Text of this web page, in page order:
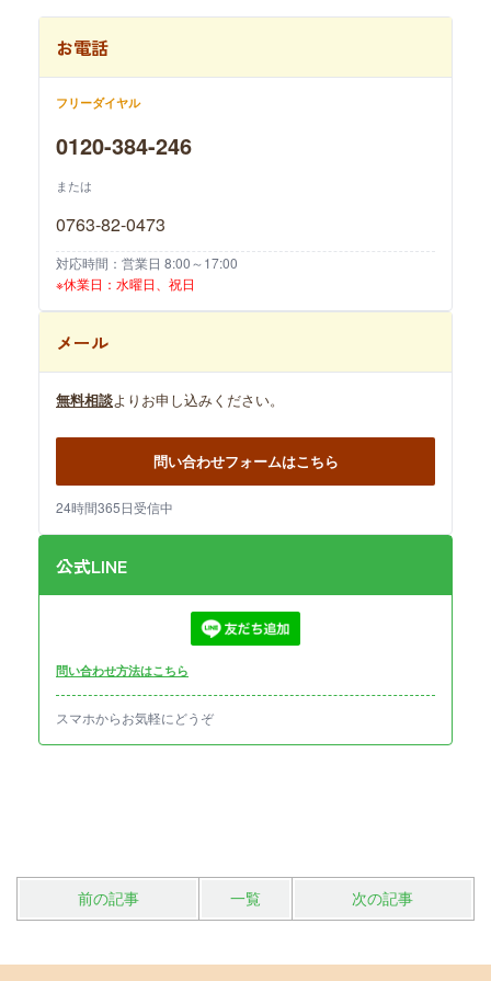
お電話
フリーダイヤル
0120-384-246
または
0763-82-0473
対応時間：営業日 8:00～17:00
※休業日：水曜日、祝日
メール
無料相談よりお申し込みください。
問い合わせフォームはこちら
24時間365日受信中
公式LINE
問い合わせ方法はこちら
スマホからお気軽にどうぞ
前の記事 一覧 次の記事